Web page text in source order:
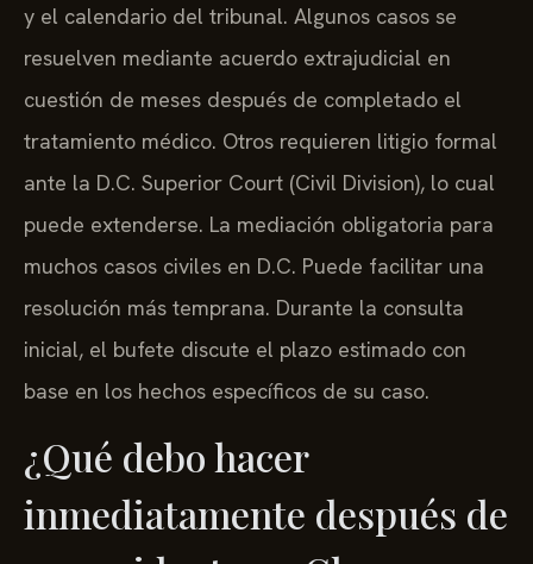
y el calendario del tribunal. Algunos casos se
resuelven mediante acuerdo extrajudicial en
cuestión de meses después de completado el
tratamiento médico. Otros requieren litigio formal
ante la D.C. Superior Court (Civil Division), lo cual
puede extenderse. La mediación obligatoria para
muchos casos civiles en D.C. Puede facilitar una
resolución más temprana. Durante la consulta
inicial, el bufete discute el plazo estimado con
base en los hechos específicos de su caso.
¿Qué debo hacer
inmediatamente después de